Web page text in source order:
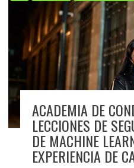
ACADEMIA DE
LECCIONES DE
DE MACHINE
EXPERIENCIA DE